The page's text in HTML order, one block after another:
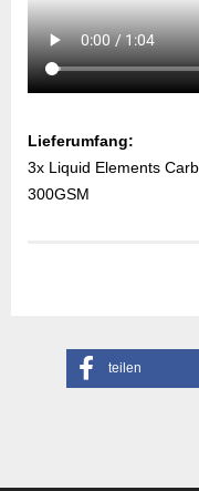
Lieferumfang:
3x Liquid Elements
300GSM
teilen